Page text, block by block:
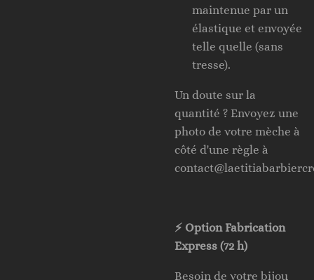
maintenue par un
élastique et envoyée
telle quelle (sans
tresse).
Un doute sur la
quantité ? Envoyez une
photo de votre mèche à
côté d'une règle à
⚡ Option Fabrication
Express (72 h)
Besoin de votre bijou